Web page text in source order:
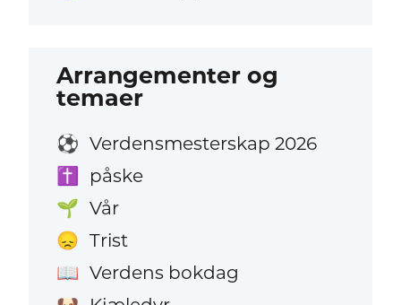
Arrangementer og
temaer
⚽ Verdensmesterskap 2026
✝️ påske
🌱 Vår
😞 Trist
📖 Verdens bokdag